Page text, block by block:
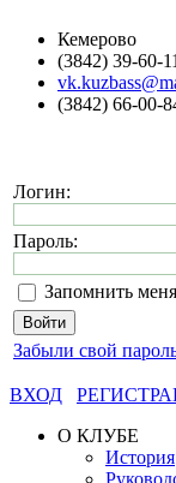
Кемерово
(3842) 39-60-11
(3842) 66-
Логин:
Пароль:
Запомнить
Забыли свой
ВХОД
О КЛУБЕ
История